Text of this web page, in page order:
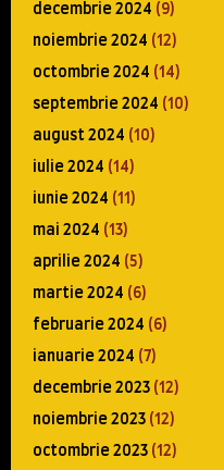
decembrie 2024 (9)
noiembrie 2024 (12)
octombrie 2024 (14)
septembrie 2024 (10)
august 2024 (10)
iulie 2024 (14)
iunie 2024 (11)
mai 2024 (13)
aprilie 2024 (5)
martie 2024 (6)
februarie 2024 (6)
ianuarie 2024 (7)
decembrie 2023 (12)
noiembrie 2023 (12)
octombrie 2023 (12)